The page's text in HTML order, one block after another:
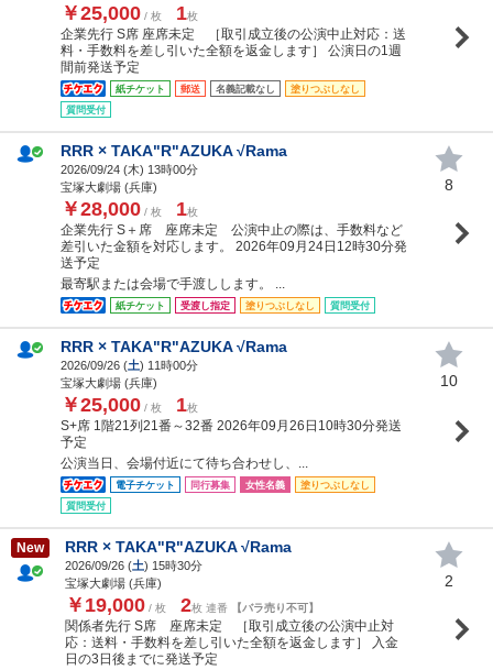
￥25,000 / 枚 1枚
企業先行 S席 座席未定 ［取引成立後の公演中止対応：送
料・手数料を差し引いた全額を返金します］ 公演日の1週
間前発送予定
紙チケット 郵送 名義記載なし
塗りつぶしなし
質問受付
RRR × TAKA"R"AZUKA √Rama
2026/09/24 (木) 13時00分
宝塚大劇場 (兵庫)
￥28,000 / 枚 1枚
企業先行 S＋席 座席未定 公演中止の際は、手数料など
差引いた金額を対応します。 2026年09月24日12時30分発
送予定
最寄駅または会場で手渡しします。 ...
紙チケット 受渡し指定 塗りつぶしなし 質問受付
8
RRR × TAKA"R"AZUKA √Rama
2026/09/26 (土) 11時00分
宝塚大劇場 (兵庫)
￥25,000 / 枚 1枚
S+席 1階21列21番～32番 2026年09月26日10時30分発送
予定
公演当日、会場付近にて待ち合わせし、...
電子チケット 同行募集 女性名義
塗りつぶしなし
質問受付
10
New RRR × TAKA"R"AZUKA √Rama
2026/09/26 (土) 15時30分
宝塚大劇場 (兵庫)
￥19,000 / 枚 2枚 連番 【バラ売り不可】
関係者先行 S席 座席未定 ［取引成立後の公演中止対
応：送料・手数料を差し引いた全額を返金します］ 入金
日の3日後までに発送予定
2